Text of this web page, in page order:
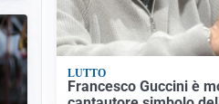
LUTTO
Francesco Guccini è